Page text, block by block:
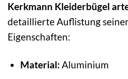
Kerkmann Kleiderbügel
detaillierte Auflistung
Eigenschaften:
Material: Aluminium